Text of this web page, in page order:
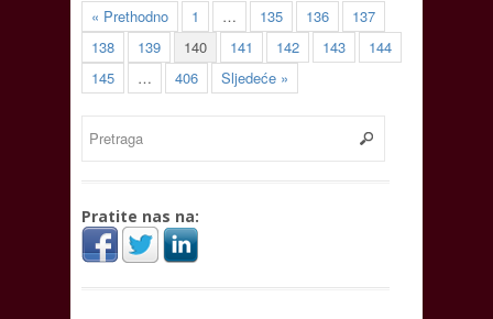
« Prethodno 1 … 135 136
137
138
139 140 141 142 143
144
145
… 406 Sljedeće »
Pratite nas na: